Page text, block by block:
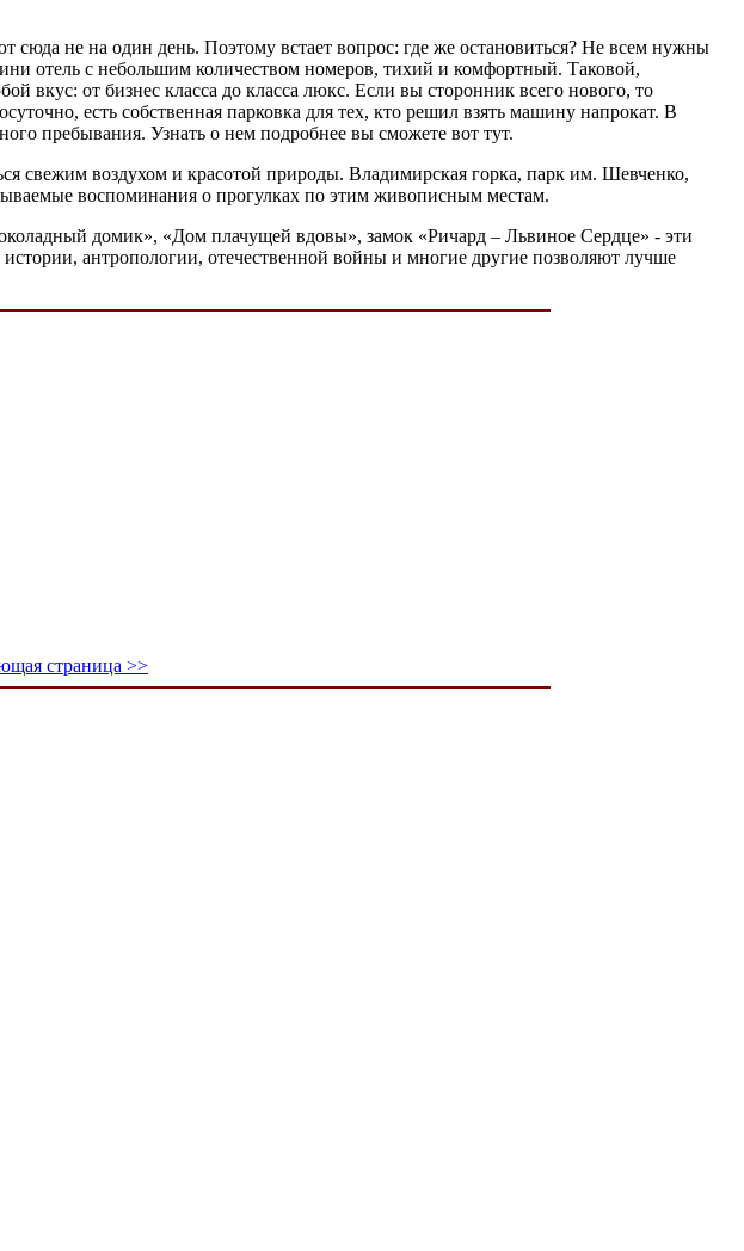
сюда не на один день. Поэтому встает вопрос: где же остановиться? Не всем нужны
отель с небольшим количеством номеров, тихий и комфортный. Таковой,
вкус: от бизнес класса до класса люкс. Если вы сторонник всего нового, то
есть собственная парковка для тех, кто решил взять машину напрокат. В
пребывания. Узнать о нем подробнее вы сможете вот тут.
свежим воздухом и красотой природы. Владимирская горка, парк им. Шевченко,
воспоминания о прогулках по этим живописным местам.
домик», «Дом плачущей вдовы», замок «Ричард – Львиное Сердце» - эти
антропологии, отечественной войны и многие другие позволяют лучше
страница >>